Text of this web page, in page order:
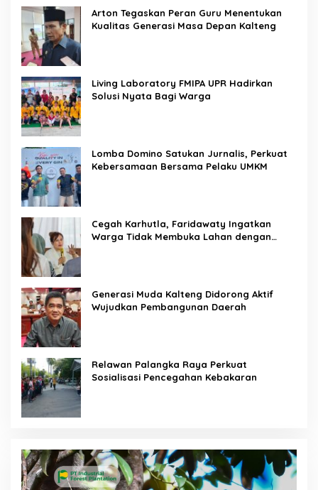
Arton Tegaskan Peran Guru Menentukan
Kualitas Generasi Masa Depan Kalteng
Living Laboratory FMIPA UPR Hadirkan
Solusi Nyata Bagi Warga
Lomba Domino Satukan Jurnalis, Perkuat
Kebersamaan Bersama Pelaku UMKM
Cegah Karhutla, Faridawaty Ingatkan
Warga Tidak Membuka Lahan dengan
Generasi Muda Kalteng Didorong Aktif
Wujudkan Pembangunan Daerah
Relawan Palangka Raya Perkuat
Sosialisasi Pencegahan Kebakaran